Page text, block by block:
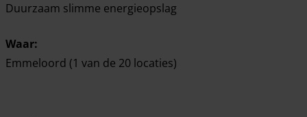
Duurzaam slimme energieopslag
Waar:
Emmeloord (1 van de 20 locaties)